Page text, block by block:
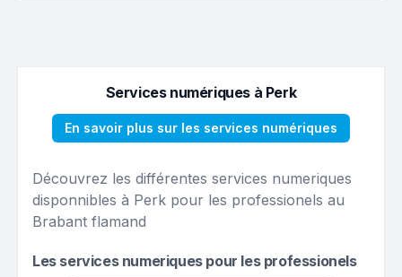
Services numériques à Perk
En savoir plus sur les services numériques
Découvrez les différentes services numeriques
disponnibles à Perk pour les professionels au
Brabant flamand
Les services numeriques pour les professionels